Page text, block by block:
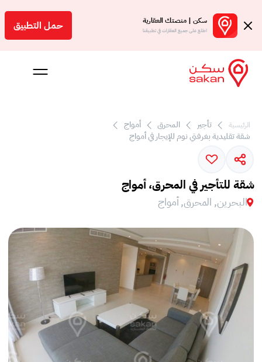
سكن | منصتك العقارية
اطلع على جميع العقارات في تطبيقنا حمل التطبيق
بالعمولة
الرئيسية تأجير المحرق
أمواج
شقة تقليدية بغرفتي نوم للإيجار في أمواج
شقة للتأجير في المحرق، أمواج
البحرين, المحرق, أمواج